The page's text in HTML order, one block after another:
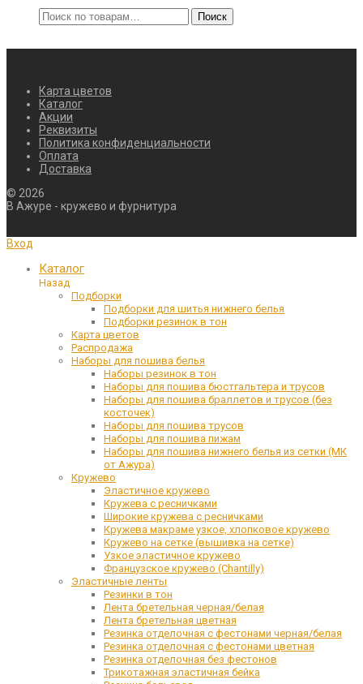
Искать: Поиск
Карта цветов
Каталог
Акции
Реквизиты
Политика конфиденциальности
Оплата
Доставка
© 2026
В Ажуре - кружево и фурнитура
Вход
Каталог
Назад
Подборки
Подборки для шитья нижнего белья
Подборки резинок в тон
Карта цветов
Распродажа
Наборы для пошива белья
Наборы резинок в тон
Наборы для пошива бюстгальтера и трусов
Наборы для пошива браллетов и трусов (без
косточек)
Наборы для пошива трусов
Наборы для пошива пижам
Наборы для пошива нижнего белья из сетки (МК
от Ажура)
Кружево
Эластичное кружево
Кружева с ресничками
Широкие кружева с ресничками
Кружева макраме узкое, хлопковое кружево
Кружево на сетке (вышивка на сетке)
Узкое эластичное кружево
Французское кружево (Chantilly)
Эластичные ленты
Резинки в тон
Лента бретельная черная/белая
Лента бретельная цветная
Резинка отделочная с фестонами черная/белая
Резинка отделочная с фестонами цветная
Резинка отделочная без фестонов
Трикотажная эластичная бейка